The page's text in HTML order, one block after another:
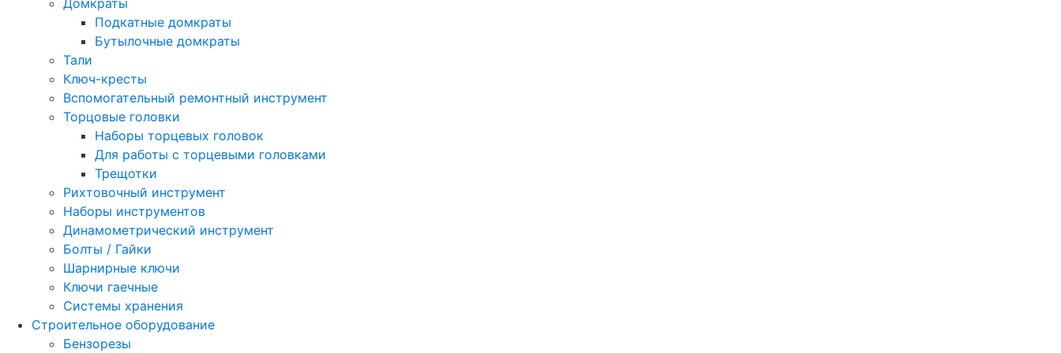
Домкраты
Подкатные домкраты
Бутылочные домкраты
Тали
Ключ-кресты
Вспомогательный ремонтный инструмент
Торцовые головки
Наборы торцевых головок
Для работы с торцевыми головками
Трещотки
Рихтовочный инструмент
Наборы инструментов
Динамометрический инструмент
Болты / Гайки
Шарнирные ключи
Ключи гаечные
Системы хранения
Строительное оборудование
Бензорезы